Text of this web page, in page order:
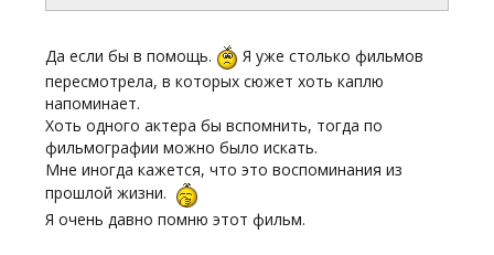
Да если бы в помощь.
Я уже столько фильмов
пересмотрела, в которых сюжет хоть каплю
напоминает.
Хоть одного актера бы вспомнить, тогда по
фильмографии можно было искать.
Мне иногда кажется, что это воспоминания из
прошлой жизни.
Я очень давно помню этот фильм.